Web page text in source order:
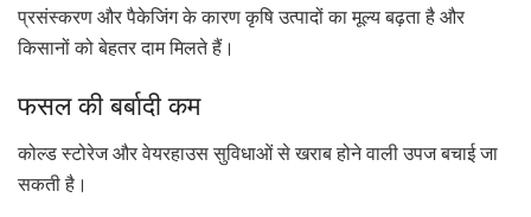
प्रसंस्करण और पैकेजिंग के कारण कृषि उत्पादों का मूल्य बढ़ता है और
किसानों को बेहतर दाम मिलते हैं।
फसल की बर्बादी कम
कोल्ड स्टोरेज और वेयरहाउस सुविधाओं से खराब होने वाली उपज बचाई जा
सकती है।